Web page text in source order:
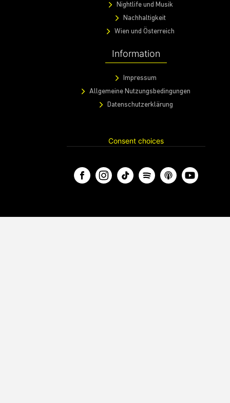
Nightlife und Musik
Nachhaltigkeit
Wien und Österreich
Information
Impressum
Allgemeine Nutzungsbedingungen
Datenschutzerklärung
Consent choices